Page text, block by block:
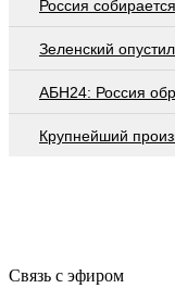
Россия
Зеленский
АБН24: Россия
Крупнейший
Связь с эфиром